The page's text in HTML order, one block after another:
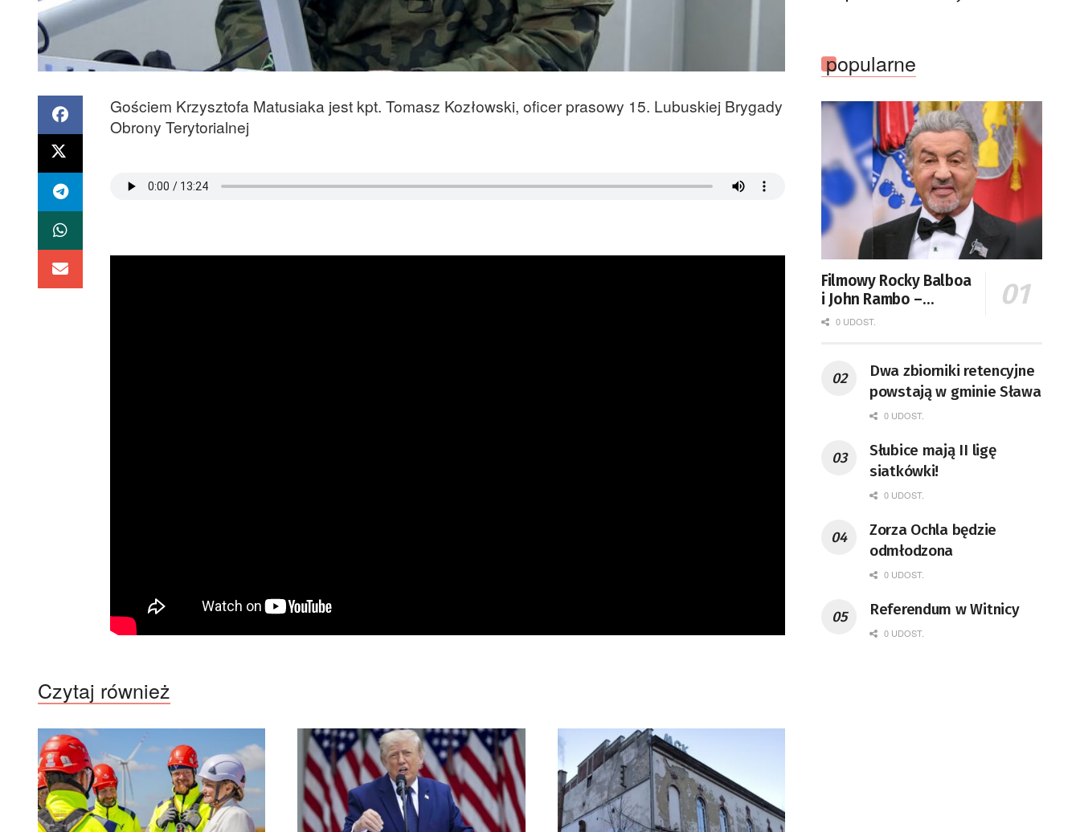
Gościem Krzysztofa Matusiaka jest kpt. Tomasz Kozłowski, oficer prasowy 15. Lubuskiej Brygady
Obrony Terytorialnej
Czytaj również
popularne
Filmowy Rocky Balboa
i John Rambo –
Sylvester Stallone
0 UDOST.
Dwa zbiorniki retencyjne
powstają w gminie Sława
0 UDOST.
Słubice mają II ligę
siatkówki!
0 UDOST.
Zorza Ochla będzie
odmłodzona
0 UDOST.
Referendum w Witnicy
0 UDOST.